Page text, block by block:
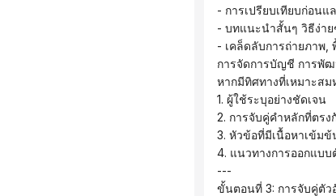
- การเปรียบเทียบก่อน
- บทแนะนำสั้นๆ วิธีง่า
- เคล็ดลับการถ่ายภาพ,
การจัดการบัญชี การพั
หากมีทิศทางที่เหมาะส
1. ผู้ใช้ระบุอย่างชัดเจน
2. การจับคู่คำหลักที่ตร
3. หัวข้อที่มีเนื้อหาเข้ม
4. แนวทางการออกแบ
---
ขั้นตอนที่ 3: การจับคู่ตัว